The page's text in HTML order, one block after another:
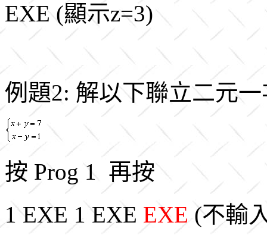
EXE (顯示z=3)
例題2: 解以下聯立二元
按 Prog 1 再按
1 EXE 1 EXE EXE (不輸